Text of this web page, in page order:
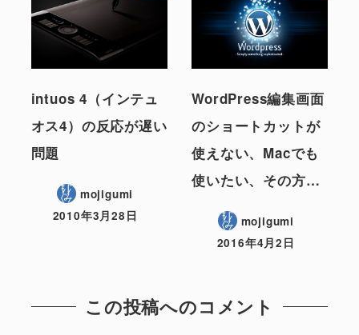
intuos 4（インテュ
オス4）の反応が遅い
問題
mojigumi
2010年3月28日
WordPress編集画面
のショートカットが
使えない、Macでも
使いたい、その方…
mojigumi
2016年4月2日
この投稿へのコメント